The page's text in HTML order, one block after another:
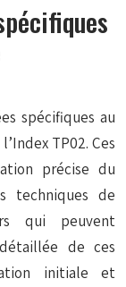
spécifiques au
TP02. Ces
précise du
techniques de
qui peuvent
de ces
initiale et